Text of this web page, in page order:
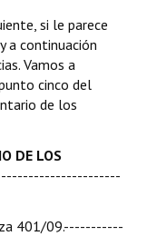
si le parece
a continuación
Vamos a
cinco del
de los
DE LOS
401/09.-----------